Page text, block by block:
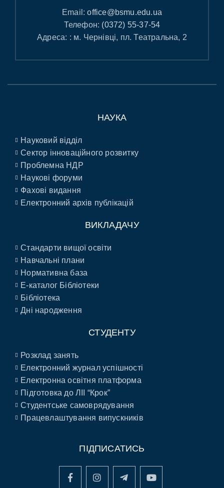
Email:office@bsmu.edu.ua
Телефон: (0372) 55-37-54
Адреса: : м. Чернівці, пл. Театральна, 2
НАУКА
Науковий відділ
Сектор інноваційного розвитку
Проблемна НДР
Наукові форуми
Фахові видання
Електронний архів публікацій
ВИКЛАДАЧУ
Стандарти вищої освіти
Навчальні плани
Нормативна база
E-каталог Бібліотеки
Бібліотека
Дні народження
СТУДЕНТУ
Розклад занять
Електронний журнал успішності
Електронна освітня платформа
Підготовка до ЛІІ “Крок”
Студентське самоврядування
Працевлаштування випускників
ПІДПИСАТИСЬ